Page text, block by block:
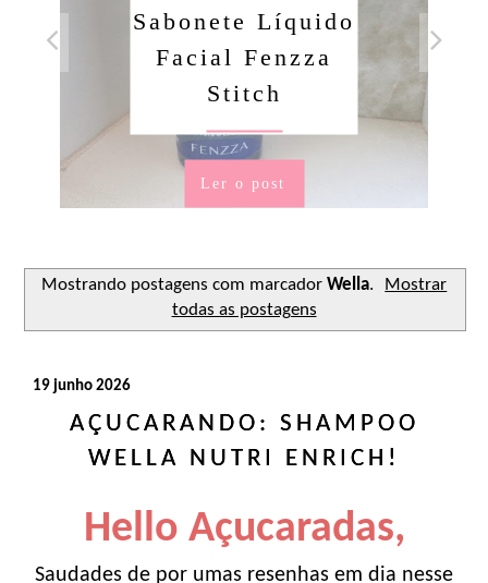
Sabonete Líquido
Facial Fenzza
Stitch
Ler o post
Mostrando postagens com marcador Wella.
Mostrar
todas as postagens
19 junho 2026
AÇUCARANDO: SHAMPOO
WELLA NUTRI ENRICH!
Hello Açucaradas,
Saudades de por umas resenhas em dia nesse